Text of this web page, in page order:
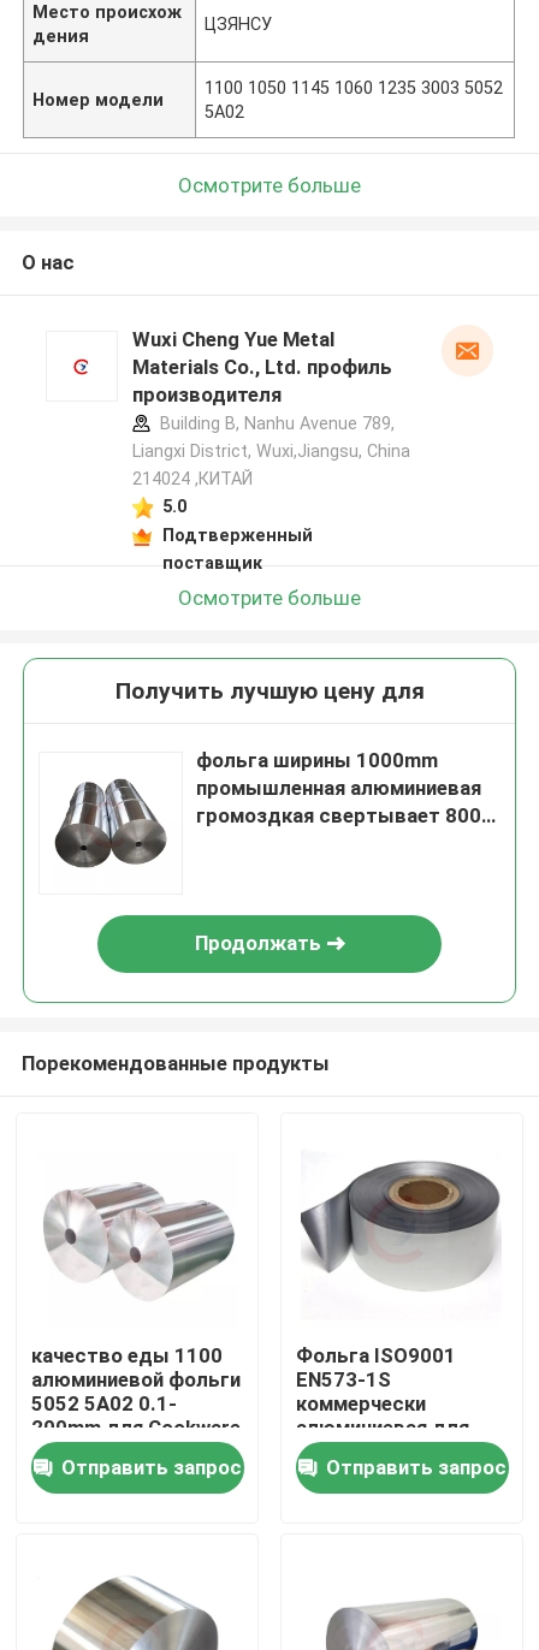
Товары
Видео
Тур по фабрике
Место происхож
дения
ЦЗЯНСУ
Номер модели
1100 1050 1145 1060 1235 3003 5052
5A02
Осмотрите больше
О нас
Wuxi Cheng Yue Metal
Materials Co., Ltd. профиль
производителя
Building B, Nanhu Avenue 789,
Liangxi District, Wuxi,Jiangsu, China
214024 ,КИТАЙ
5.0
Подтверженный
поставщик
Осмотрите больше
Получить лучшую цену для
фольга ширины 1000mm
промышленная алюминиевая
громоздкая свертывает 8000
Продолжать
Порекомендованные продукты
качество еды 1100
алюминиевой фольги
5052 5A02 0.1-
200mm для Cookware
Отправить запрос
Фольга ISO9001
EN573-1S
коммерчески
алюминиевая для
кондиционера
Отправить запрос